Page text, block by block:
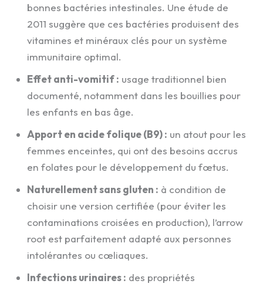
bonnes bactéries intestinales. Une étude de
2011 suggère que ces bactéries produisent des
vitamines et minéraux clés pour un système
immunitaire optimal.
Effet anti-vomitif : usage traditionnel bien
documenté, notamment dans les bouillies pour
les enfants en bas âge.
Apport en acide folique (B9) : un atout pour les
femmes enceintes, qui ont des besoins accrus
en folates pour le développement du fœtus.
Naturellement sans gluten : à condition de
choisir une version certifiée (pour éviter les
contaminations croisées en production), l’arrow
root est parfaitement adapté aux personnes
intolérantes ou cœliaques.
Infections urinaires : des propriétés